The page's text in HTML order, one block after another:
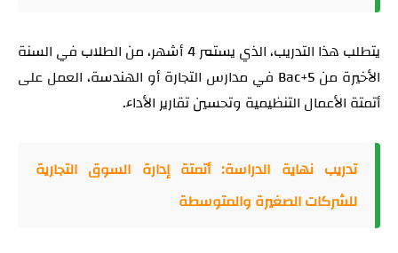
يتطلب هذا التدريب، الذي يستمر 4 أشهر، من الطلاب في السنة
الأخيرة من Bac+5 في مدارس التجارة أو الهندسة، العمل على
أتمتة الأعمال التنظيمية وتحسين تقارير الأداء.
تدريب نهاية الدراسة: أتمتة إدارة السوق التجارية
للشركات الصغيرة والمتوسطة